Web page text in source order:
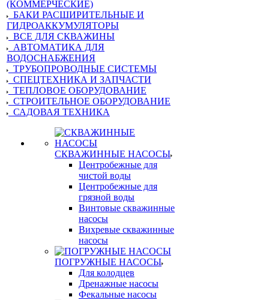
(КОММЕРЧЕСКИЕ)
БАКИ РАСШИРИТЕЛЬНЫЕ И
ГИДРОАККУМУЛЯТОРЫ
ВСЕ ДЛЯ СКВАЖИНЫ
АВТОМАТИКА ДЛЯ
ВОДОСНАБЖЕНИЯ
ТРУБОПРОВОДНЫЕ СИСТЕМЫ
СПЕЦТЕХНИКА И ЗАПЧАСТИ
ТЕПЛОВОЕ ОБОРУДОВАНИЕ
СТРОИТЕЛЬНОЕ ОБОРУДОВАНИЕ
САДОВАЯ ТЕХНИКА
СКВАЖИННЫЕ НАСОСЫ
Центробежные для
чистой воды
Центробежные для
грязной воды
Винтовые скважинные
насосы
Вихревые скважинные
насосы
ПОГРУЖНЫЕ НАСОСЫ
Для колодцев
Дренажные насосы
Фекальные насосы